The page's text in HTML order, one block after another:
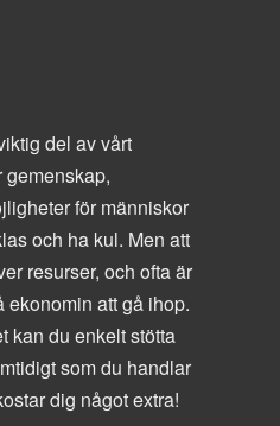
del av vårt
för människor
och ha kul. Men att
resurser, och ofta är
ekonomin att gå ihop.
kan du enkelt stötta
som du handlar
dig något extra!